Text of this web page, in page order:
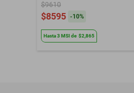
$9610
$8595 -10%
Hasta3 MSIde $2,865